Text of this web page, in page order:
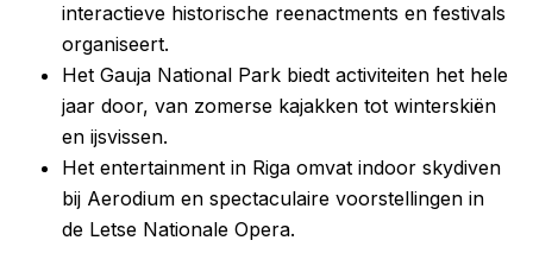
interactieve historische reenactments en festivals
organiseert.
Het Gauja National Park biedt activiteiten het hele
jaar door, van zomerse kajakken tot winterskiën
en ijsvissen.
Het entertainment in Riga omvat indoor skydiven
bij Aerodium en spectaculaire voorstellingen in
de Letse Nationale Opera.